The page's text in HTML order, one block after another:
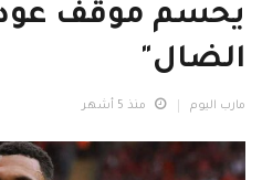
يحسم موقف
الضال"
مارب اليوم منذ 5 أشهر